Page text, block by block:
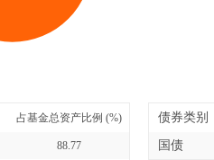
占基金总资产比例 (%)
88.77
债券类别
国债